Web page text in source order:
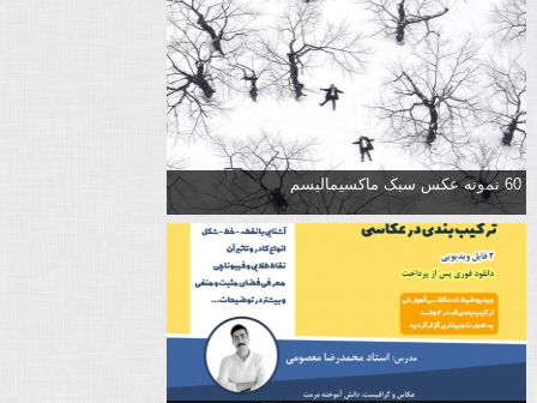
60 نمونه عکس سبک ماکسیمالیسم